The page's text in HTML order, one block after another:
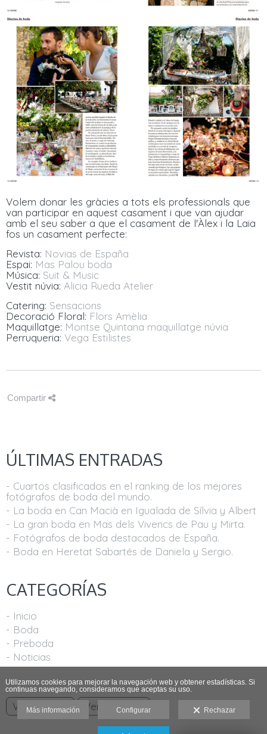
Volem donar les gràcies a tots els professionals que
van participar en aquest casament i que van ajudar
amb el seu saber a que el casament de l'Àlex i la Laia
fos un casament perfecte:
Revista: Novias de España
Espai: Mas Palou boda
Música: Suit & Music
Vestit núvia: Alicia Rueda Atelier
Catering: Sensacions
Decoració Floral: Flors Amèlia
Maquillatge: Montse Quintana maquillatge núvia
Perruqueria: Vega Estilistes
Compartir
ÚLTIMAS ENTRADAS
- Cuartos clasificados en el ranking de los mejores
fotógrafos de boda del mundo.
- La boda en Can Macià en Igualada de Sílvia y Albert
- La gran boda en Mas dels Vivencs de Pau y Mirta.
- Fotógrafos de boda destacados de España.
- Boda en Heretat Sabartés de Daniela y Sergio.
CATEGORÍAS
- Inicio
- Boda
- Preboda
- Noticias
Ver anterior Ver siguiente
Utilizamos cookies para mejorar la navegación web y obtener estadísticas. Si
continuas navegando, consideramos que aceptas su uso.
Más información Configurar Rechazar